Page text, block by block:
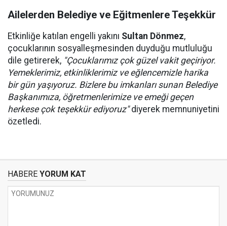
Ailelerden Belediye ve Eğitmenlere Teşekkür
Etkinliğe katılan engelli yakını Sultan Dönmez,
çocuklarının sosyalleşmesinden duyduğu mutluluğu
dile getirerek, "Çocuklarımız çok güzel vakit geçiriyor.
Yemeklerimiz, etkinliklerimiz ve eğlencemizle harika
bir gün yaşıyoruz. Bizlere bu imkanları sunan Belediye
Başkanımıza, öğretmenlerimize ve emeği geçen
herkese çok teşekkür ediyoruz"diyerek memnuniyetini
özetledi.
HABERE YORUM KAT